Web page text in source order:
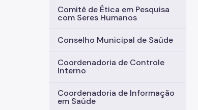
Comitê de Ética em Pesquisa
com Seres Humanos
Conselho Municipal de Saúde
Coordenadoria de Controle
Interno
Coordenadoria de Informação
em Saúde